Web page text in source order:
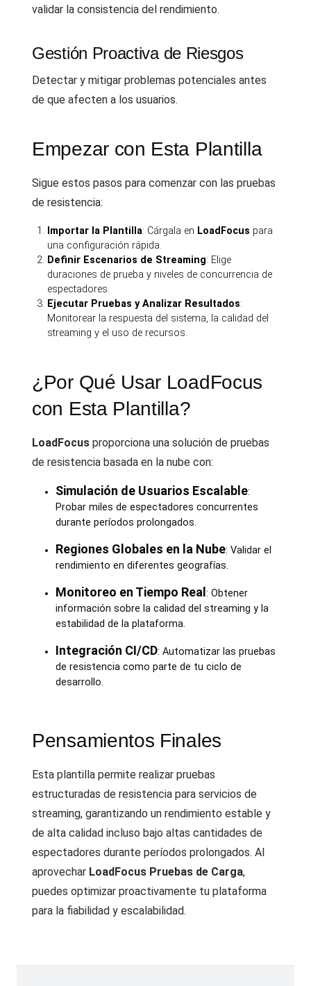
validar la consistencia del rendimiento.
Gestión Proactiva de Riesgos
Detectar y mitigar problemas potenciales antes
de que afecten a los usuarios.
Empezar con Esta Plantilla
Sigue estos pasos para comenzar con las pruebas
de resistencia:
Importar la Plantilla: Cárgala en LoadFocus para
una configuración rápida.
Definir Escenarios de Streaming: Elige
duraciones de prueba y niveles de concurrencia de
espectadores.
Ejecutar Pruebas y Analizar Resultados:
Monitorear la respuesta del sistema, la calidad del
streaming y el uso de recursos.
¿Por Qué Usar LoadFocus
con Esta Plantilla?
LoadFocus proporciona una solución de pruebas
de resistencia basada en la nube con:
Simulación de Usuarios Escalable:
Probar miles de espectadores concurrentes
durante períodos prolongados.
Regiones Globales en la Nube: Validar el
rendimiento en diferentes geografías.
Monitoreo en Tiempo Real : Obtener
información sobre la calidad del streaming y la
estabilidad de la plataforma.
Integración CI/CD: Automatizar las pruebas
de resistencia como parte de tu ciclo de
desarrollo.
Pensamientos Finales
Esta plantilla permite realizar pruebas
estructuradas de resistencia para servicios de
streaming, garantizando un rendimiento estable y
de alta calidad incluso bajo altas cantidades de
espectadores durante períodos prolongados. Al
aprovechar LoadFocus Pruebas de Carga,
puedes optimizar proactivamente tu plataforma
para la fiabilidad y escalabilidad.